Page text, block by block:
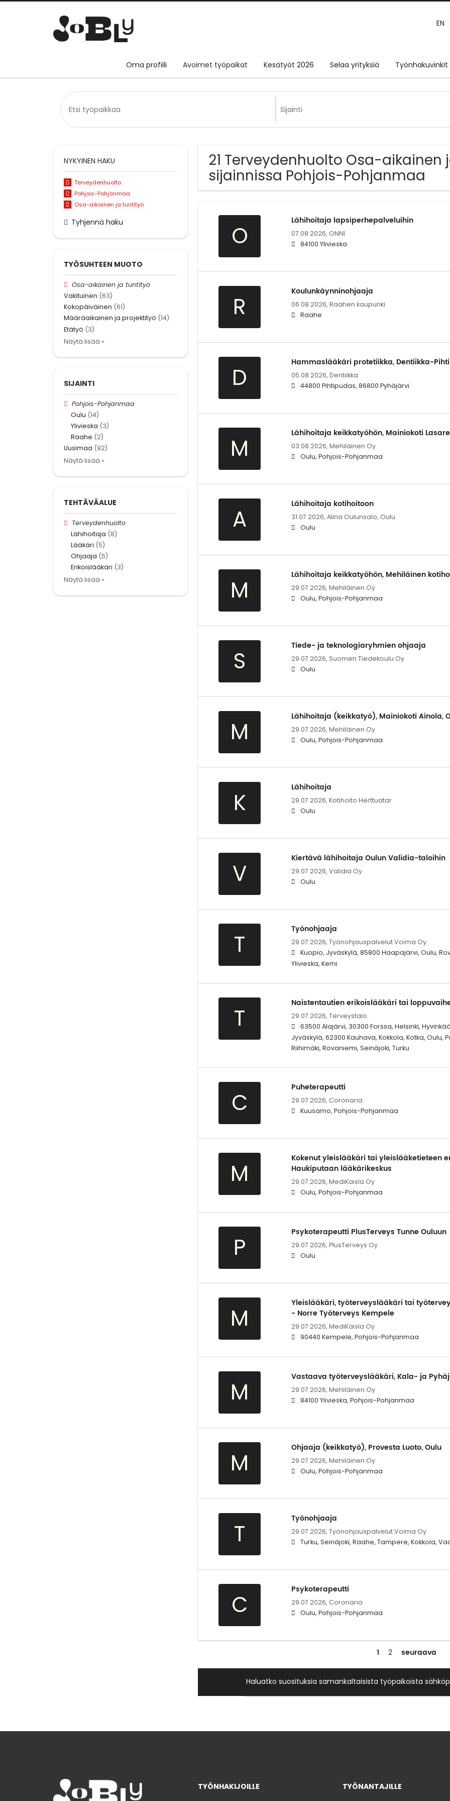
EN
Oma profiili Avoimet työpaikat Kesätyöt 2026 Selaa yrityksiä Työnhakuvinkit
21 Terveydenhuolto Osa-
sijainnissa Pohjois-Pohjanmaa
O
Lähihoitaja lapsiperhepalveluihin
07.08.2026, ONNI
84100 Ylivieska
R
Koulunkäynninohjaaja
06.08.2026, Raahen kaupunki
Raahe
D
Hammaslääkäri protetiikka, Dentiikka-
05.08.2026, Dentiikka
44800 Pihtipudas, 86800 Pyhäjärvi
M
Lähihoitaja keikkatyöhön, Mainiokoti
03.08.2026, Mehiläinen Oy
Oulu, Pohjois-Pohjanmaa
A
Lähihoitaja kotihoitoon
31.07.2026, Alina Oulunsalo, Oulu
Oulu
M
Lähihoitaja keikkatyöhön, Mehiläinen
29.07.2026, Mehiläinen Oy
Oulu, Pohjois-Pohjanmaa
S
Tiede- ja teknologiaryhmien ohjaaja
29.07.2026, Suomen Tiedekoulu Oy
Oulu
M
Lähihoitaja (keikkatyö), Mainiokoti Ainola,
29.07.2026, Mehiläinen Oy
Oulu, Pohjois-Pohjanmaa
K
Lähihoitaja
29.07.2026, Kotihoito Herttuatar
Oulu
V
Kiertävä lähihoitaja Oulun Validia-taloihin
29.07.2026, Validia Oy
Oulu
T
Työnohjaaja
29.07.2026, Työnohjauspalvelut Voima Oy
Kuopio, Jyväskylä, 85800 Haapajärvi, Oulu,
Ylivieska, Kemi
T
Naistentautien erikoislääkäri tai
29.07.2026, Terveystalo
63500 Alajärvi, 30300 Forssa, Helsinki,
Jyväskylä, 62300 Kauhava, Kokkola, Kotka, Oulu,
Riihimäki, Rovaniemi, Seinäjoki, Turku
C
Puheterapeutti
29.07.2026, Coronaria
Kuusamo, Pohjois-Pohjanmaa
M
Kokenut yleislääkäri tai yleislääketieteen
Haukiputaan lääkärikeskus
29.07.2026, MediKaisla Oy
Oulu, Pohjois-Pohjanmaa
P
Psykoterapeutti PlusTerveys Tunne Ouluun
29.07.2026, PlusTerveys Oy
Oulu
M
Yleislääkäri, työterveyslääkäri tai
- Norre Työterveys Kempele
29.07.2026, MediKaisla Oy
90440 Kempele, Pohjois-Pohjanmaa
M
Vastaava työterveyslääkäri, Kala- ja
29.07.2026, Mehiläinen Oy
84100 Ylivieska, Pohjois-Pohjanmaa
M
Ohjaaja (keikkatyö), Provesta Luoto, Oulu
29.07.2026, Mehiläinen Oy
Oulu, Pohjois-Pohjanmaa
T
Työnohjaaja
29.07.2026, Työnohjauspalvelut Voima Oy
Turku, Seinäjoki, Raahe, Tampere, Kokkola,
C
Psykoterapeutti
29.07.2026, Coronaria
Oulu, Pohjois-Pohjanmaa
1 2 seuraava
Haluatko suosituksia samankaltaisista työpaikoista
NYKYINEN HAKU
Terveydenhuolto
Pohjois-Pohjanmaa
Osa-aikainen ja tuntityö
Tyhjennä haku
TYÖSUHTEEN MUOTO
Osa-aikainen ja tuntityö
Vakituinen (63)
Kokopäiväinen (61)
Määräaikainen ja projektityö (14)
Etätyö (3)
Näytä lisää »
SIJAINTI
Pohjois-Pohjanmaa
Oulu (14)
Ylivieska (3)
Raahe (2)
Uusimaa (92)
Näytä lisää »
TEHTÄVÄALUE
Terveydenhuolto
Lähihoitaja (8)
Lääkäri (5)
Ohjaaja (5)
Erikoislääkäri (3)
Näytä lisää »
TYÖNHAKIJOILLE TYÖNANTAJILLE